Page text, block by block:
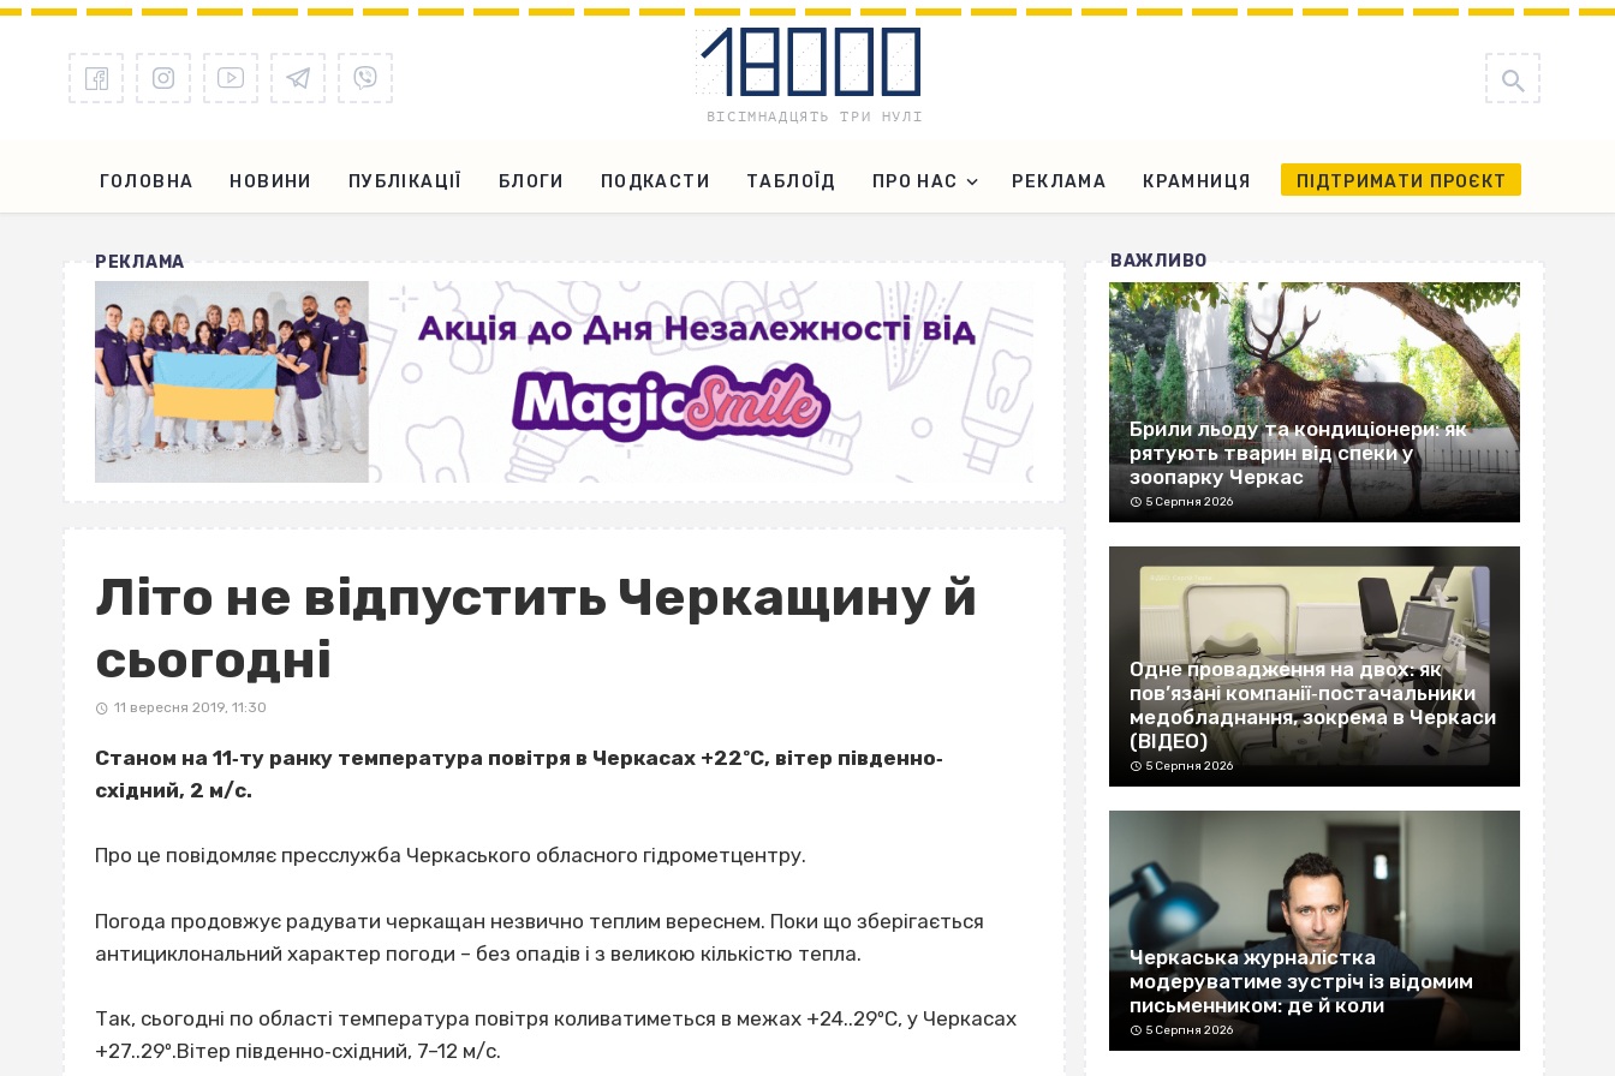
ГОЛОВНА НОВИНИ ПУБЛІКАЦІЇ БЛОГИ ПОДКАСТИ ТАБЛОЇД ПРО НАС РЕКЛАМА КРАМНИЦЯ ПІДТРИМАТИ ПРОЄКТ
РЕКЛАМА
Літо не відпустить Черкащину й
сьогодні
11 вересня 2019, 11:30
Станом на 11‐ту ранку температура повітря в Черкасах +22ºС, вітер південно‐
східний, 2 м/с.
Про це повідомляє пресслужба Черкаського обласного гідрометцентру.
Погода продовжує радувати черкащан незвично теплим вереснем. Поки що зберігається
антициклональний характер погоди – без опадів і з великою кількістю тепла.
Так, сьогодні по області температура повітря коливатиметься в межах +24..29ºС, у Черкасах
+27..29º.Вітер південно‐східний, 7–12 м/с.
ВАЖЛИВО
Брили льоду та кондиціонери: як
рятують тварин від спеки у
зоопарку Черкас
5 Серпня 2026
Одне провадження на двох: як
пов’язані компанії‐постачальники
медобладнання, зокрема в Черкаси
(ВІДЕО)
5 Серпня 2026
Черкаська журналістка
модеруватиме зустріч із відомим
письменником: де й коли
5 Серпня 2026